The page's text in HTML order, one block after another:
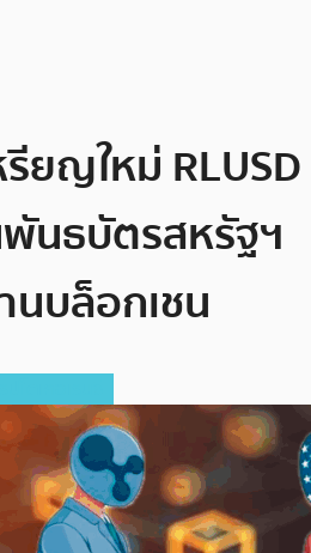
ยญใหม่ RLUSD
นธบัตรสหรัฐฯ
นบล็อกเชน